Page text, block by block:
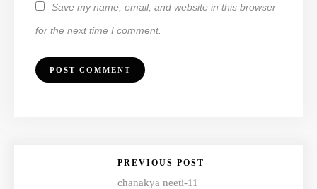
Save my name, email, and website in this browser
for the next time I comment.
PREVIOUS POST
chanakya neeti-11